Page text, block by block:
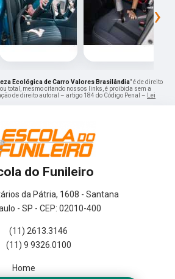
›
Ecológica de Carro Valores Brasilândia" é de direito
total, mesmo citando nossos links, é proibida sem a
de direito autoral – artigo 184 do Código Penal –
Lei
do Funileiro
da Pátria, 1608 - Santana
- SP - CEP: 02010-400
(11) 2613.3146
(11) 9 9326.0100
Home